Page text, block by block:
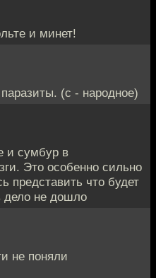
и минет!
(с - народное)
и сумбур в
Это особенно сильно
представить что будет
дело не дошло
не поняли